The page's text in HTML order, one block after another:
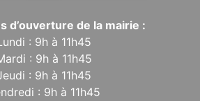
d’ouverture de la mairie :
: 9h à 11h45
: 9h à 11h45
: 9h à 11h45
: 9h à 11h45